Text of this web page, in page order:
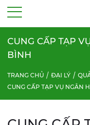
CUNG CẤP TẠP
BÌNH
TRANG CHỦ ĐẠI LÝ
CUNG CẤP TẠP VỤ NGÂN